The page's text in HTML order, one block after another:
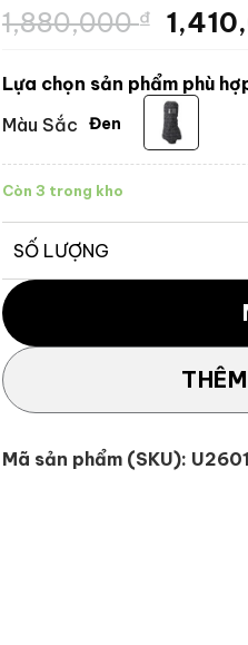
1,880,000₫
Giá
là:
Lựa chọn sản phẩm phù
Màu Sắc
Đen
Còn 3 trong kho
SỐ LƯỢNG
Túi Bọc Gậy Golf Du Lịch
Mã sản phẩm (SKU):